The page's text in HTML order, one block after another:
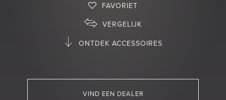
FAVORIET
VERGELIJK
ONTDEK ACCESSOIRES
VIND EEN DEALER